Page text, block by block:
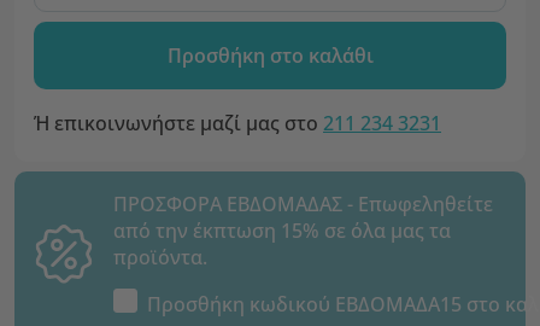
Προσθήκη στο καλάθι
Ή επικοινωνήστε μαζί μας στο 211 234 3231
ΠΡΟΣΦΟΡΑ ΕΒΔΟΜΑΔΑΣ - Επωφεληθείτε
από την έκπτωση 15% σε όλα μας τα
προϊόντα.
Προσθήκη κωδικού ΕΒΔΟΜΑΔΑ15 στο